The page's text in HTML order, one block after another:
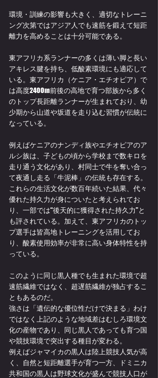
環境・訓練の影響も大きく、適切なトレーニ
ング次第ではアジア人でも速筋を鍛えて短距
離力を高めることは十分可能である。
東アフリカ系ランナーの多くは薄い脚と長い
アキレス腱を持ち、低酸素環境にも適応して
いる。東アフリカ（ケニア・エチオピア）で
は高度2400m前後の高地で育つ部族から多く
のトップ長距離ランナーが生まれており、幼
少期から山道や坂道を走り込む習慣が伝統に
なっている。
例えばケニアのナンディ族やエチオピアのア
ルシ族は、子どもの頃から学校まで数キロを
走り通う文化があり、村同士で牛を奪い合っ
て夜通し走る「牛泥棒」の伝統も存在する。
これらの生活文化が数百年続いた結果、代々
優れた持久力が身についたと考えられてお
り、一部では“後天的に獲得された持久力”と
も評されている。加えて、東アフリカのトッ
プ選手は皆高地トレーニングを活用してお
り、酸素使用効率が非常に高い身体特性を持
っている。
このように同じ黒人種でも生まれた環境で超
速筋繊維ではなく、超遅筋繊維が独占するこ
ともあるのだ。
強さは「遺伝的な優位性だけで決まる」わけ
ではなく上記のような地域差はむしろ環境文
化の産物であり、同じ黒人であっても育つ国
や競技環境で突出する種目が変わる。
例えばジャマイカの黒人は陸上競技人気が高
く、自然と短距離選手が育つ一方、ドミニカ
共和国の黒人は野球文化が盛んで競技人口が